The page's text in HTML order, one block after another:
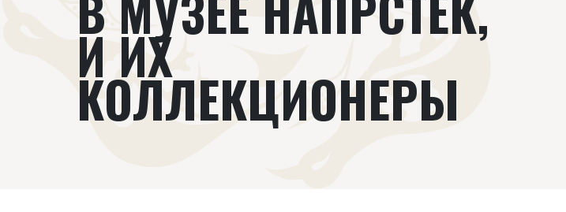
И ИХ
КОЛЛЕКЦИОНЕРЫ